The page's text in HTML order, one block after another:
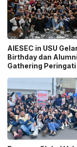
AIESEC in USU
Birthday dan Alumni
Gathering Peringati